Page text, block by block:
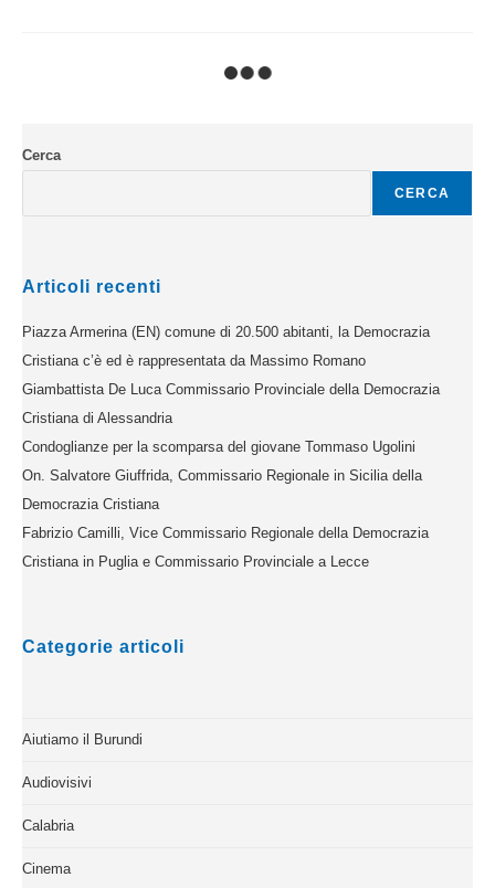
Cerca
CERCA
Articoli recenti
Piazza Armerina (EN) comune di 20.500 abitanti, la Democrazia
Cristiana c’è ed è rappresentata da Massimo Romano
Giambattista De Luca Commissario Provinciale della Democrazia
Cristiana di Alessandria
Condoglianze per la scomparsa del giovane Tommaso Ugolini
On. Salvatore Giuffrida, Commissario Regionale in Sicilia della
Democrazia Cristiana
Fabrizio Camilli, Vice Commissario Regionale della Democrazia
Cristiana in Puglia e Commissario Provinciale a Lecce
Categorie articoli
Aiutiamo il Burundi
Audiovisivi
Calabria
Cinema